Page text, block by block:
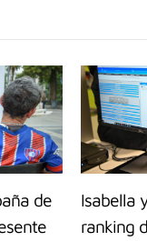
de
Isabella
ranking